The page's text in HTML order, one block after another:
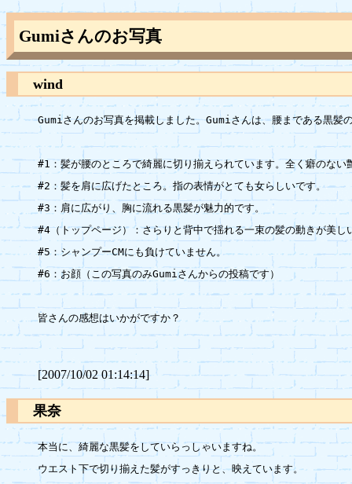
Gumiさんのお写真
wind
Gumiさんのお写真を掲載しました。Gumiさんは、腰まである黒髪
#1：髪が腰のところで綺麗に切り揃えられています。全く癖のない
#2：髪を肩に広げたところ。指の表情がとても女らしいです。
#3：肩に広がり、胸に流れる黒髪が魅力的です。
#4（トップページ）：さらりと背中で揺れる一束の髪の動きが美し
#5：シャンプーCMにも負けていません。
#6：お顔（この写真のみGumiさんからの投稿です）
皆さんの感想はいかがですか？
[2007/10/02 01:14:14]
果奈
本当に、綺麗な黒髪をしていらっしゃいますね。
ウエスト下で切り揃えた髪がすっきりと、映えています。